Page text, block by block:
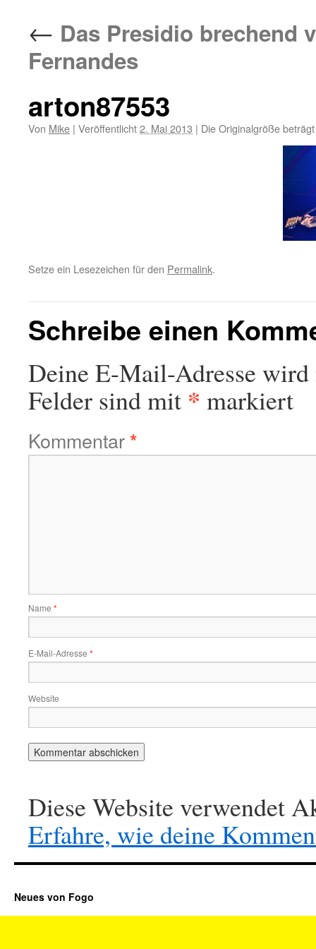
← Das Presidio brechend
Fernandes
arton87553
Von Mike | Veröffentlicht2. Mai 2013 | Die Originalgröße
Setze ein Lesezeichen für den Permalink.
Schreibe einen
Deine E-Mail-Adresse
Felder sind mit * markiert
Kommentar*
Name *
E-Mail-Adresse *
Website
Diese Website verwendet
Erfahre, wie deine
Neues von Fogo